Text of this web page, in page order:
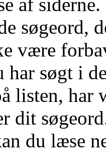
søgeord,
være
har søgt i
listen, har
dit
du læse